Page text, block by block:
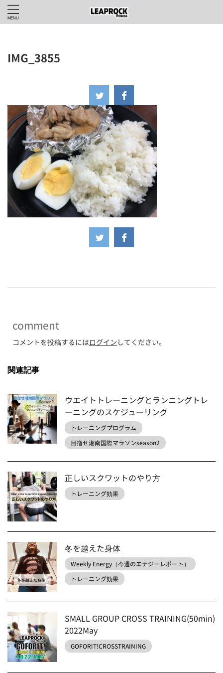
IMG_3855
comment
コメントを投稿するにはログイン してください。
関連記事
ウエイトトレーニングとランニングトレ
ーニングのスケジューリング
トレーニングプログラム
目指せ湘南国際マラソンseason2
正しいスクワットのやり方
トレーニング効果
冬を越えた身体
Weekly Energy（今週のエナジーレポート）
トレーニング効果
SMALL GROUP CROSS TRAINING(50min)
2022May
GOFORIT!CROSSTRAINING